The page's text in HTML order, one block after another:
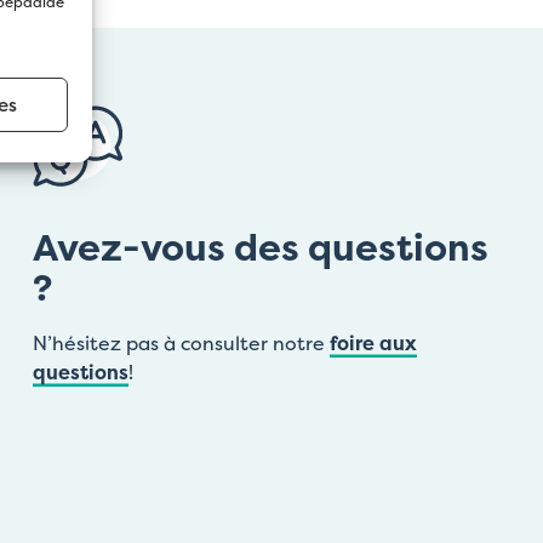
Avez-vous des questions
?
N’hésitez pas à consulter notre foire aux
questions!